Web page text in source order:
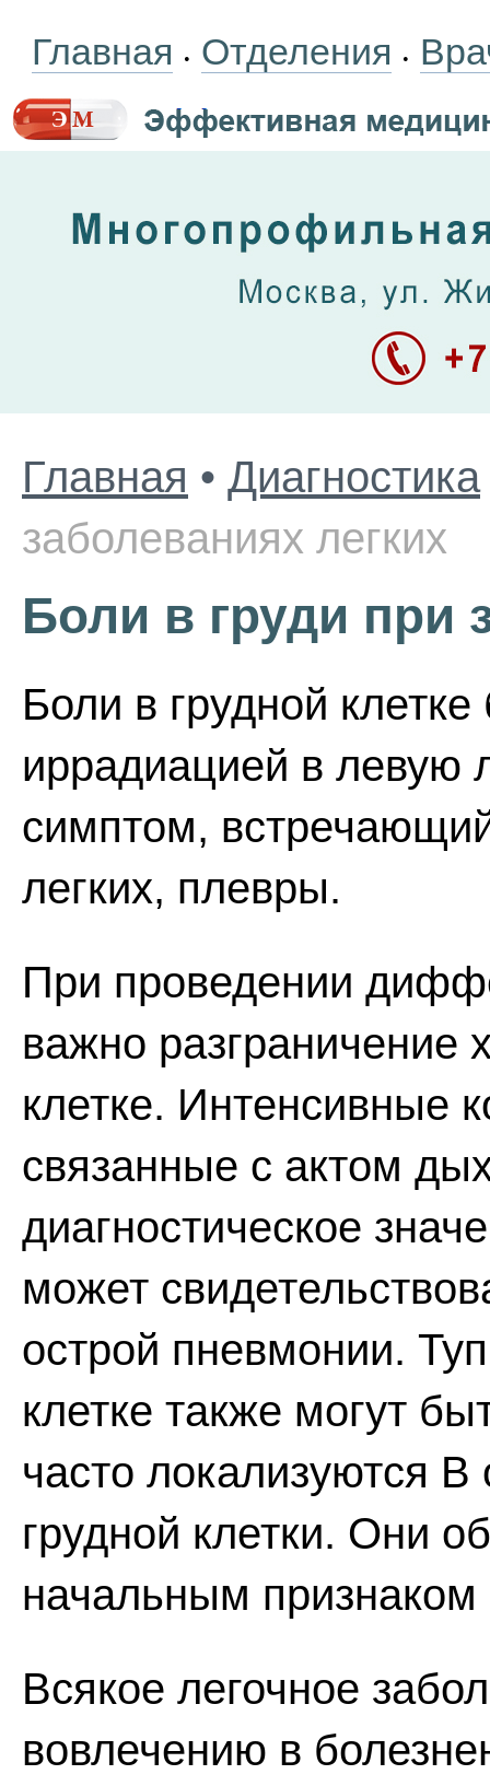
Главная • Отделения •
Главная • Диагностика
заболеваниях легких
Боли в груди при
Боли в грудной
иррадиацией в левую
симптом,
легких, плевры.
При проведении
важно разграничение
клетке. Интенсивные
связанные с актом
диагностическое
может
острой пневмонии.
клетке также могут
часто локализуются
грудной клетки. Они
начальным признаком
Всякое легочное
вовлечению в